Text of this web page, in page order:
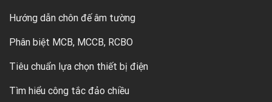
Hướng dẫn chôn đế âm tường
Phân biệt MCB, MCCB, RCBO
Tiêu chuẩn lựa chọn thiết bị điện
Tìm hiểu công tắc đảo chiều